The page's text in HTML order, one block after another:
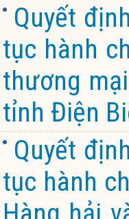
Quyết
tục hành
thương
tỉnh Điện
Quyết
tục hành